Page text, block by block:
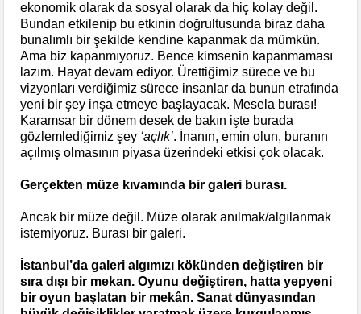
ekonomik olarak da sosyal olarak da hiç kolay değil.
Bundan etkilenip bu etkinin doğrultusunda biraz daha
bunalımlı bir şekilde kendine kapanmak da mümkün.
Ama biz kapanmıyoruz. Bence kimsenin kapanmaması
lazım. Hayat devam ediyor. Ürettiğimiz sürece ve bu
vizyonları verdiğimiz sürece insanlar da bunun etrafında
yeni bir şey inşa etmeye başlayacak. Mesela burası!
Karamsar bir dönem desek de bakın işte burada
gözlemlediğimiz şey ‘açlık’. İnanın, emin olun, buranın
açılmış olmasının piyasa üzerindeki etkisi çok olacak.
Gerçekten müze kıvamında bir galeri burası.
Ancak bir müze değil. Müze olarak anılmak/algılanmak
istemiyoruz. Burası bir galeri.
İstanbul’da galeri algımızı kökünden değiştiren bir
sıra dışı bir mekan. Oyunu değiştiren, hatta yepyeni
bir oyun başlatan bir mekân. Sanat dünyasından